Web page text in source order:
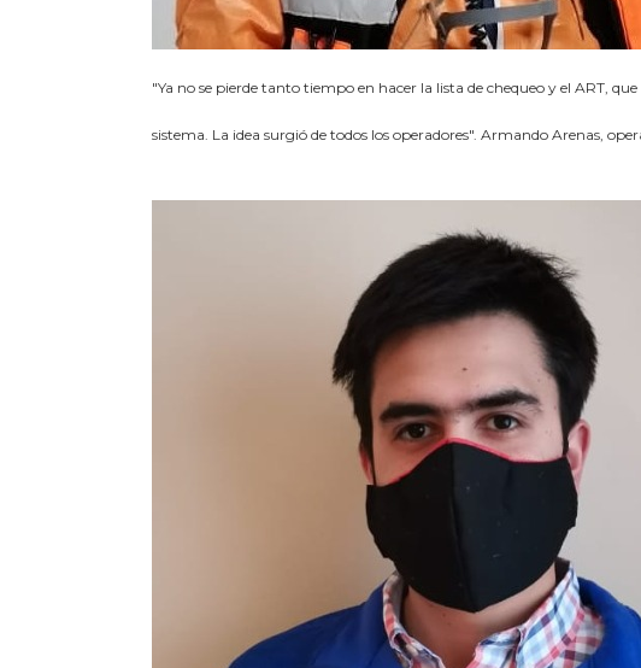
"Ya no se pierde tanto tiempo en hacer la lista de chequeo y el ART,
sistema. La idea surgió de todos los operadores". Armando Arenas,